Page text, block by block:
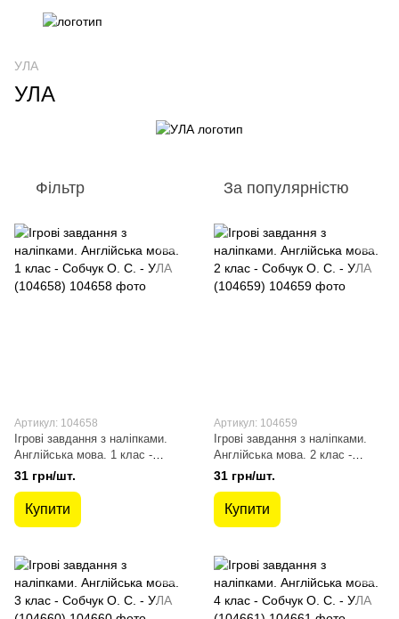
УЛА
УЛА
Фільтр За популярністю
Артикул: 104658
Ігрові завдання з наліпками.
Англійська мова. 1 клас -
Собчук О. С. - УЛА (104658)
31 грн/шт.
Купити
Артикул: 104659
Ігрові завдання з наліпками.
Англійська мова. 2 клас -
Собчук О. С. - УЛА (104659)
31 грн/шт.
Купити